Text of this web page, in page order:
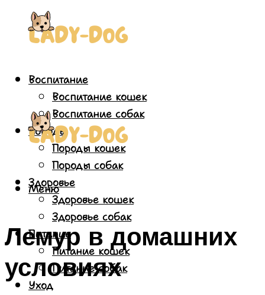
Воспитание
Воспитание кошек
Воспитание собак
Породы
Породы кошек
Породы собак
Здоровье
Здоровье кошек
Здоровье собак
Питание
Питание кошек
Питание собак
Уход
Меню
Лемур в домашних
условиях